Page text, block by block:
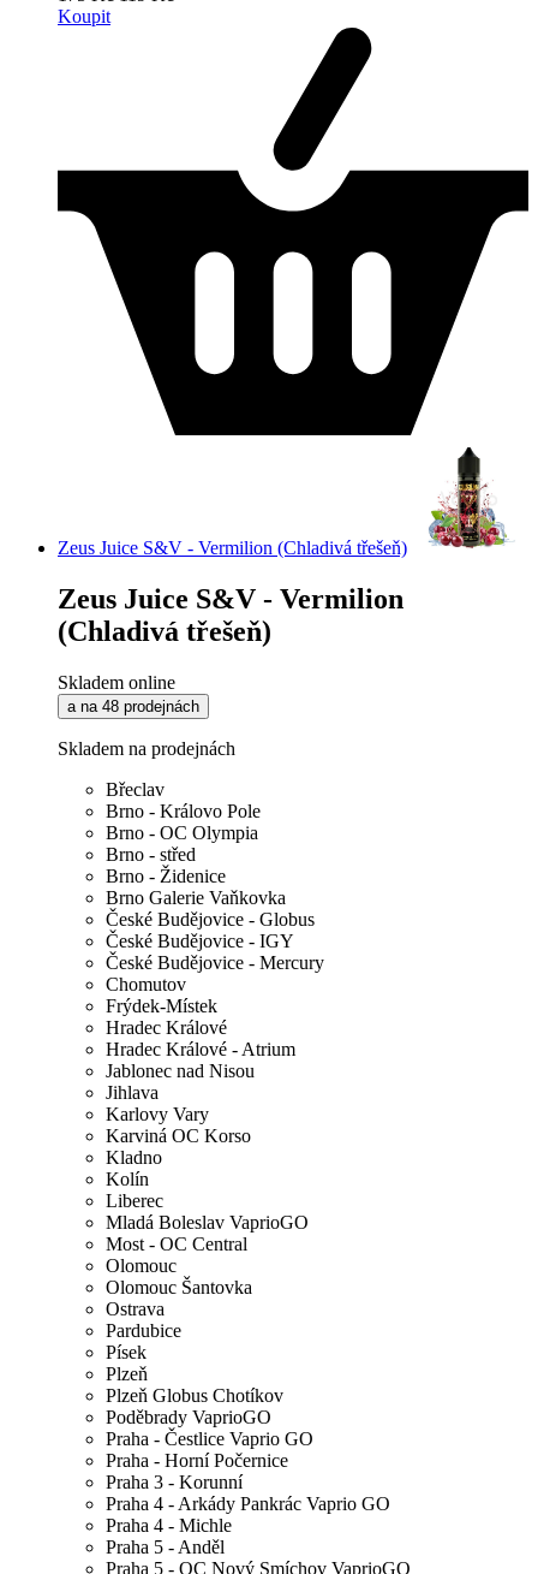
Koupit
Zeus Juice S&V - Vermilion (Chladivá třešeň)
Zeus Juice S&V - Vermilion
(Chladivá třešeň)
Skladem online
a na 48 prodejnách
Skladem na prodejnách
Břeclav
Brno - Královo Pole
Brno - OC Olympia
Brno - střed
Brno - Židenice
Brno Galerie Vaňkovka
České Budějovice - Globus
České Budějovice - IGY
České Budějovice - Mercury
Chomutov
Frýdek-Místek
Hradec Králové
Hradec Králové - Atrium
Jablonec nad Nisou
Jihlava
Karlovy Vary
Karviná OC Korso
Kladno
Kolín
Liberec
Mladá Boleslav VaprioGO
Most - OC Central
Olomouc
Olomouc Šantovka
Ostrava
Pardubice
Písek
Plzeň
Plzeň Globus Chotíkov
Poděbrady VaprioGO
Praha - Čestlice Vaprio GO
Praha - Horní Počernice
Praha 3 - Korunní
Praha 4 - Arkády Pankrác Vaprio GO
Praha 4 - Michle
Praha 5 - Anděl
Praha 5 - OC Nový Smíchov VaprioGO